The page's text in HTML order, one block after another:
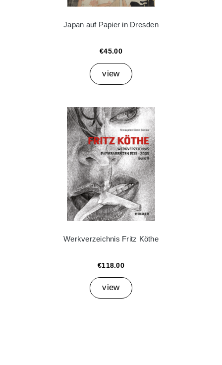
Japan auf Papier in Dresden
€45.00
view
Werkverzeichnis Fritz Köthe
€118.00
view